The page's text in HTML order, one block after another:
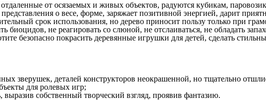
от осязаемых и живых объектов, радуются кубикам,
о весе, форме, заряжает позитивной энергией, дарит
срок использования, но дерево приносит пользу только при
не реагировать со слюной, не отслаиваться, не обладать
безопасно покрасить деревянные игрушки для детей, сделать
зверушек, деталей конструкторов неокрашенной, но тщательно
для ролевых игр;
выразив собственный творческий взгляд, проявив фантазию.